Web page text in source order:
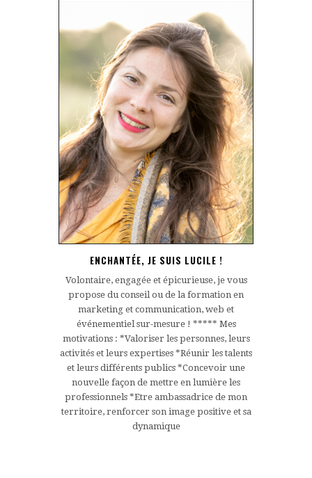
ENCHANTÉE, JE SUIS LUCILE !
Volontaire, engagée et épicurieuse, je vous
propose du conseil ou de la formation en
marketing et communication, web et
événementiel sur-mesure ! ***** Mes
motivations : *Valoriser les personnes, leurs
activités et leurs expertises *Réunir les talents
et leurs différents publics *Concevoir une
nouvelle façon de mettre en lumière les
professionnels *Etre ambassadrice de mon
territoire, renforcer son image positive et sa
dynamique